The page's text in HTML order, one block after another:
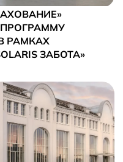
РАМКАХ
ЗАБОТА»